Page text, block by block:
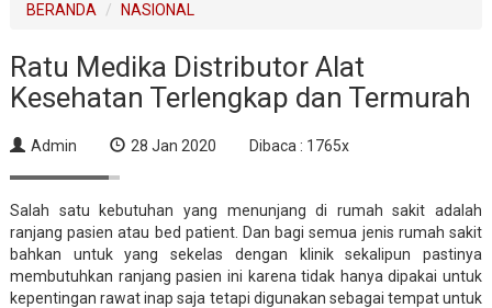
BERANDA NASIONAL
Ratu Medika Distributor Alat
Kesehatan Terlengkap dan Termurah
Admin 28 Jan 2020 Dibaca : 1765x
Salah satu kebutuhan yang menunjang di rumah sakit adalah
ranjang pasien atau bed patient. Dan bagi semua jenis rumah sakit
bahkan untuk yang sekelas dengan klinik sekalipun pastinya
membutuhkan ranjang pasien ini karena tidak hanya dipakai untuk
kepentingan rawat inap saja tetapi digunakan sebagai tempat untuk